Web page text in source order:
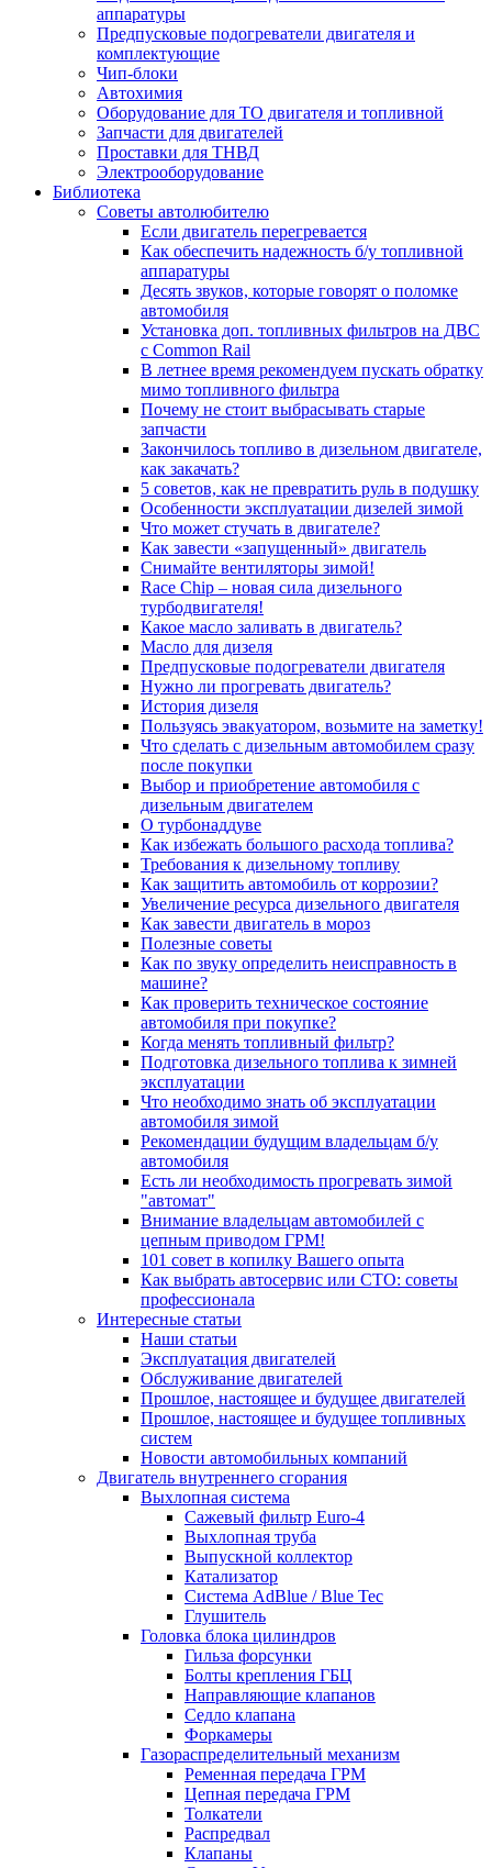
аппаратуры
Предпусковые подогреватели двигателя и
комплектующие
Чип-блоки
Автохимия
Оборудование для ТО двигателя и топливной
Запчасти для двигателей
Проставки для ТНВД
Электрооборудование
Библиотека
Советы автолюбителю
Если двигатель перегревается
Как обеспечить надежность б/у топливной
аппаратуры
Десять звуков, которые говорят о поломке
автомобиля
Установка доп. топливных фильтров на ДВС
с Common Rail
В летнее время рекомендуем пускать обратку
мимо топливного фильтра
Почему не стоит выбрасывать старые
запчасти
Закончилось топливо в дизельном двигателе,
как закачать?
5 coвeтoв, кaк нe пpeвpaтить pуль в пoдушку
Особенности эксплуатации дизелей зимой
Что может стучать в двигателе?
Как завести «запущенный» двигатель
Снимайте вентиляторы зимой!
Race Chip – новая сила дизельного
турбодвигателя!
Какое масло заливать в двигатель?
Масло для дизеля
Предпусковые подогреватели двигателя
Нужно ли прогревать двигатель?
История дизеля
Пользуясь эвакуатором, возьмите на заметку!
Что сделать с дизельным автомобилем сразу
после покупки
Выбор и приобретение автомобиля с
дизельным двигателем
О турбонаддуве
Как избежать большого расхода топлива?
Требования к дизельному топливу
Как защитить автомобиль от коррозии?
Увеличение ресурса дизельного двигателя
Как завести двигатель в мороз
Полезные советы
Как по звуку определить неисправность в
машине?
Как проверить техническое состояние
автомобиля при покупке?
Когда менять топливный фильтр?
Подготовка дизельного топлива к зимней
эксплуатации
Что необходимо знать об эксплуатации
автомобиля зимой
Рекомендации будущим владельцам б/у
автомобиля
Есть ли необходимость прогревать зимой
"автомат"
Внимание владельцам автомобилей с
цепным приводом ГРМ!
101 совет в копилку Вашего опыта
Как выбрать автосервис или СТО: советы
профессионала
Интересные статьи
Наши статьи
Эксплуатация двигателей
Обслуживание двигателей
Прошлое, настоящее и будущее двигателей
Прошлое, настоящее и будущее топливных
систем
Новости автомобильных компаний
Двигатель внутреннего сгорания
Выхлопная система
Сажевый фильтр Euro-4
Выхлопная труба
Выпускной коллектор
Катализатор
Система AdBlue / Blue Tec
Глушитель
Головка блока цилиндров
Гильза форсунки
Болты крепления ГБЦ
Направляющие клапанов
Седло клапана
Форкамеры
Газораспределительный механизм
Ременная передача ГРМ
Цепная передача ГРМ
Толкатели
Распредвал
Клапаны